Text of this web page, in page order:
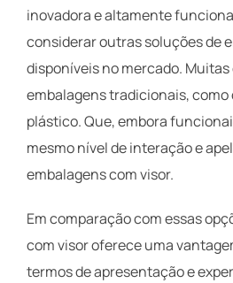
inovadora e altamente
considerar outras soluções de
disponíveis no mercado.
embalagens tradicionais, como
plástico. Que, embora
mesmo nível de interação e
embalagens com visor.
Em comparação com essas
com visor oferece uma
termos de apresentação e